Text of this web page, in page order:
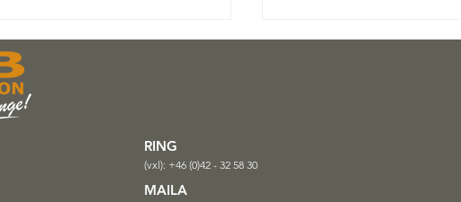
RING
(vxl): +46 (0)42 - 32 58 30
MAILA